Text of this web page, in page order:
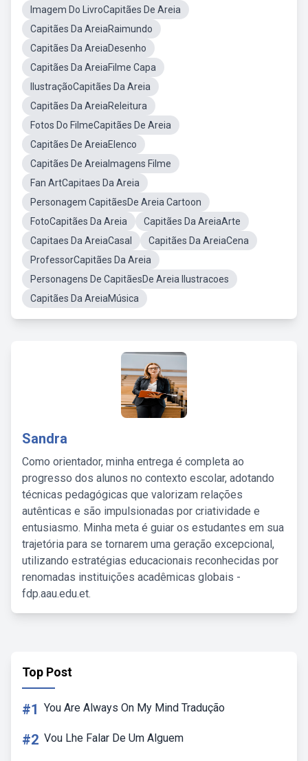
Imagem Do LivroCapitães De Areia
Capitães Da AreiaRaimundo
Capitães Da AreiaDesenho
Capitães Da AreiaFilme Capa
IlustraçãoCapitães Da Areia
Capitães Da AreiaReleitura
Fotos Do FilmeCapitães De Areia
Capitães De AreiaElenco
Capitães De AreiaImagens Filme
Fan ArtCapitaes Da Areia
Personagem CapitãesDe Areia Cartoon
FotoCapitães Da Areia
Capitães Da AreiaArte
Capitaes Da AreiaCasal
Capitães Da AreiaCena
ProfessorCapitães Da Areia
Personagens De CapitãesDe Areia Ilustracoes
Capitães Da AreiaMúsica
Sandra
Como orientador, minha entrega é completa ao
progresso dos alunos no contexto escolar, adotando
técnicas pedagógicas que valorizam relações
autênticas e são impulsionadas por criatividade e
entusiasmo. Minha meta é guiar os estudantes em sua
trajetória para se tornarem uma geração excepcional,
utilizando estratégias educacionais reconhecidas por
renomadas instituições acadêmicas globais -
fdp.aau.edu.et.
Top Post
#1 You Are Always On My Mind Tradução
#2 Vou Lhe Falar De Um Alguem